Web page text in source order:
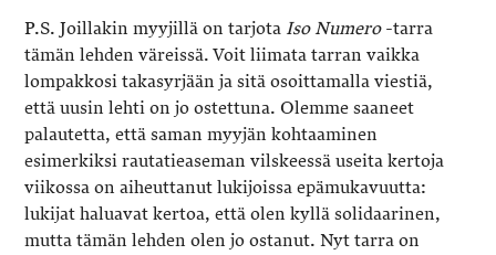
P.S. Joillakin myyjillä on tarjota Iso Numero-tarra
tämän lehden väreissä. Voit liimata tarran vaikka
lompakkosi takasyrjään ja sitä osoittamalla viestiä,
että uusin lehti on jo ostettuna. Olemme saaneet
palautetta, että saman myyjän kohtaaminen
esimerkiksi rautatieaseman vilskeessä useita kertoja
viikossa on aiheuttanut lukijoissa epämukavuutta:
lukijat haluavat kertoa, että olen kyllä solidaarinen,
mutta tämän lehden olen jo ostanut. Nyt tarra on